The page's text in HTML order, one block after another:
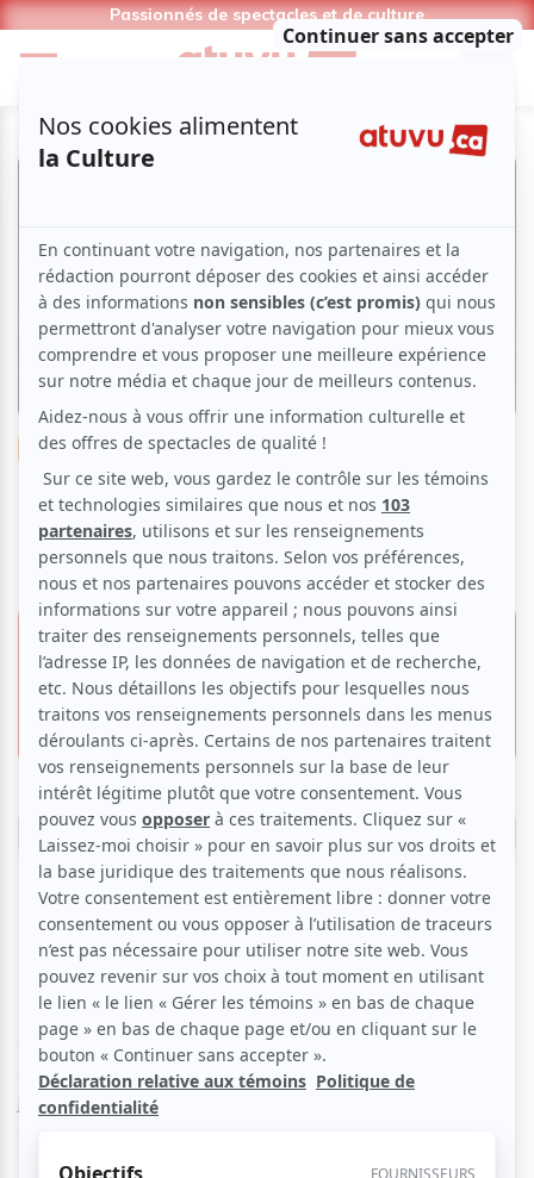
Passionnés de spectacles et de culture
Théâtre Drame Comédie
Espace GO | Nomme-moé
Voir les avis -->
3 mars 2026 - 21 mars
2026
Espace Go
4890, boul. Saint-Laurent,
Montréal
43.00 $
30.00 $
Réserver
Peut-on dénoncer des diktats féminins sans être
décriée comme étant contre-solidaire ?
Deux amies inséparables, Eve et Chloé, se promènent
dans la rue lorsqu’un accident survient. Pour se remettre de
cette émotion, elles se mettent à jouer à Nomme-moé, un
jeu où il faut nommer sans réfléchir des noms ou des
Nomme-moé cinq raisons de tromper son chum! » Un jeu